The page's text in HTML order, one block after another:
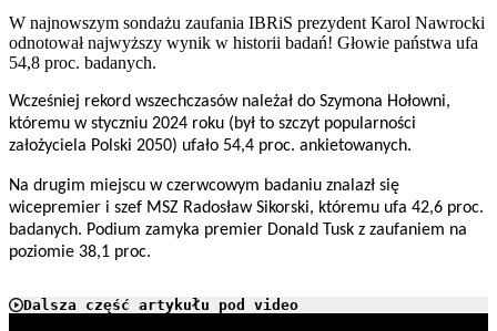
W najnowszym sondażu zaufania IBRiS prezydent Karol Nawrocki
odnotował najwyższy wynik w historii badań! Głowie państwa ufa
54,8 proc. badanych.
Wcześniej rekord wszechczasów należał do Szymona Hołowni,
któremu w styczniu 2024 roku (był to szczyt popularności
założyciela Polski 2050) ufało 54,4 proc. ankietowanych.
Na drugim miejscu w czerwcowym badaniu znalazł się
wicepremier i szef MSZ Radosław Sikorski, któremu ufa 42,6 proc.
badanych. Podium zamyka premier Donald Tusk z zaufaniem na
poziomie 38,1 proc.
Dalsza część artykułu pod video